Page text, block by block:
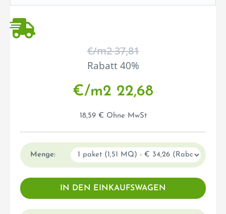
€/m2 37,81
Rabatt 40%
€/m2 22,68
18,59 € Ohne MwSt
Menge: